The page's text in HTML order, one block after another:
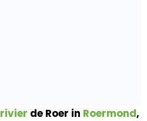
rivier de Roer in Roermond,